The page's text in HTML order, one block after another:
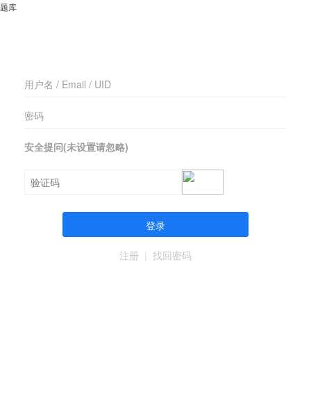
题库
安全提问(未设置请忽略)
登录
注册 | 找回密码